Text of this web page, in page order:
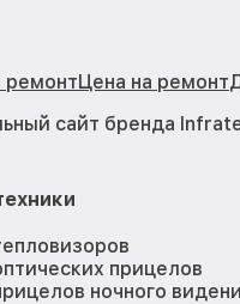
ремонтЦена на ремонт
сайт бренда
прицелов
ночного